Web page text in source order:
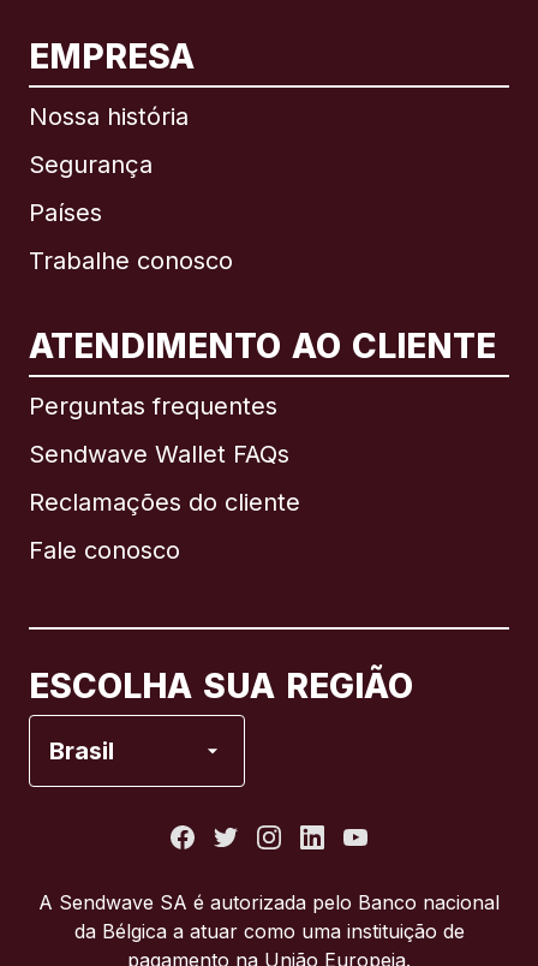
EMPRESA
Nossa história
Segurança
Países
Trabalhe conosco
ATENDIMENTO AO CLIENTE
Perguntas frequentes
Sendwave Wallet FAQs
Reclamações do cliente
Fale conosco
ESCOLHA SUA REGIÃO
Brasil
Internacional English
Brasil
Itália
A Sendwave SA é autorizada pelo Banco nacional
da Bélgica a atuar como uma instituição de
pagamento na União Europeia.